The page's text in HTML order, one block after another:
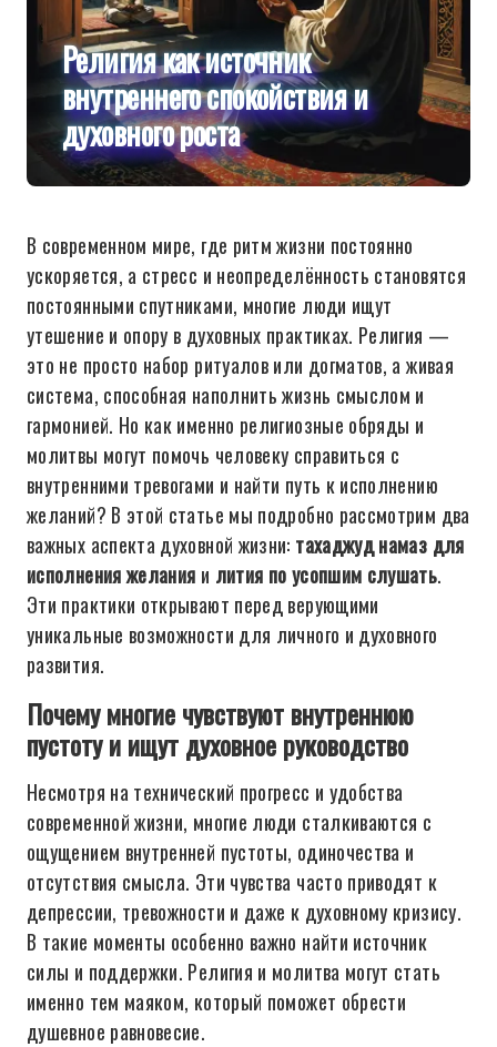
Религия как источник
внутреннего спокойствия и
духовного роста
В современном мире, где ритм жизни постоянно
ускоряется, а стресс и неопределённость становятся
постоянными спутниками, многие люди ищут
утешение и опору в духовных практиках. Религия —
это не просто набор ритуалов или догматов, а живая
система, способная наполнить жизнь смыслом и
гармонией. Но как именно религиозные обряды и
молитвы могут помочь человеку справиться с
внутренними тревогами и найти путь к исполнению
желаний? В этой статье мы подробно рассмотрим два
важных аспекта духовной жизни: тахаджуд намаз для
исполнения желания и лития по усопшим слушать.
Эти практики открывают перед верующими
уникальные возможности для личного и духовного
развития.
Почему многие чувствуют внутреннюю
пустоту и ищут духовное руководство
Несмотря на технический прогресс и удобства
современной жизни, многие люди сталкиваются с
ощущением внутренней пустоты, одиночества и
отсутствия смысла. Эти чувства часто приводят к
депрессии, тревожности и даже к духовному кризису.
В такие моменты особенно важно найти источник
силы и поддержки. Религия и молитва могут стать
именно тем маяком, который поможет обрести
душевное равновесие.